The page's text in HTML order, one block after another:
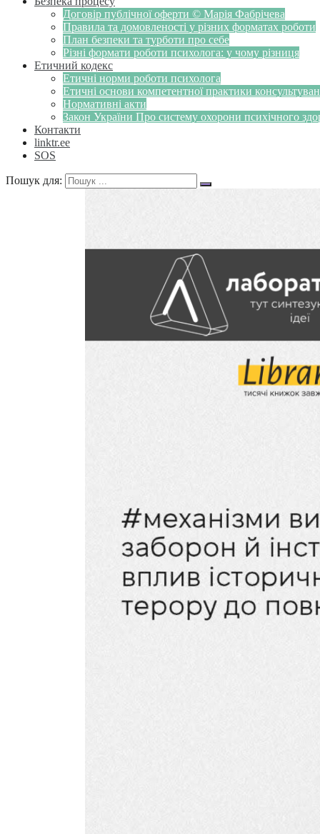
Договір публічної оферти © Марія Фабрічева
Правила та домовленості у різних форматах роботи
План безпеки та турботи про себе
Різні формати роботи психолога: у чому різниця
Етичний кодекс
Етичні норми роботи психолога
Етичні основи компетентної практики
Нормативні акти
Закон України Про систему охорони психічного
Контакти
linktr.ee
SOS
Пошук для: